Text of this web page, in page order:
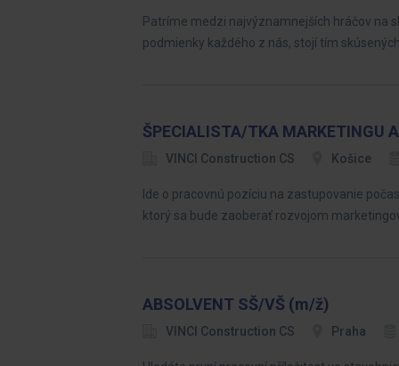
Patríme medzi najvýznamnejších hráčov na
podmienky každého z nás, stojí tím
ŠPECIALISTA/TKA MARKETINGU
VINCI Construction CS Košice
Ide o pracovnú pozíciu na zastupovanie
ktorý sa bude zaoberať rozvojom
ABSOLVENT SŠ/VŠ (m/ž)
VINCI Construction CS Praha